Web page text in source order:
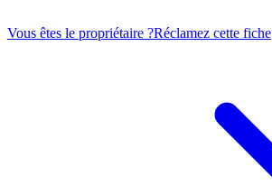
Vous êtes le propriétaire ?Réclamez cette fiche